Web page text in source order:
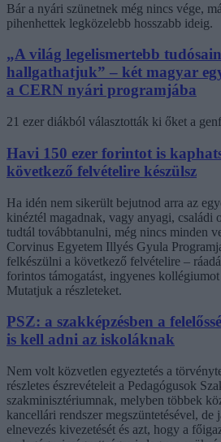
Bár a nyári szünetnek még nincs vége,
pihenhettek legközelebb hosszabb ideig.
„A világ legelismertebb
hallgathatjuk” – két magyar
a CERN nyári programjába
21 ezer diákból választották ki őket a
Havi 150 ezer forintot is
következő felvételire készülsz
Ha idén nem sikerült bejutnod arra az
kinéztél magadnak, vagy anyagi, családi
tudtál továbbtanulni, még nincs minden
Corvinus Egyetem Illyés Gyula
felkészülni a következő felvételire –
forintos támogatást, ingyenes
Mutatjuk a részleteket.
PSZ: a szakképzésben a
is kell adni az iskoláknak
Nem volt közvetlen egyeztetés a
részletes észrevételeit a Pedagógusok
szakminisztériumnak, melyben többek
kancellári rendszer megszüntetésével, de
elnevezés kivezetését és azt, hogy a